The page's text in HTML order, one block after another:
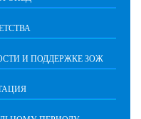
И ПОДДЕРЖКЕ ЗОЖ